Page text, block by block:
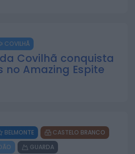
COVILHÃ
Covilhã conquista
no Amazing Espite
BELMONTE
CASTELO BRANCO
GUARDA